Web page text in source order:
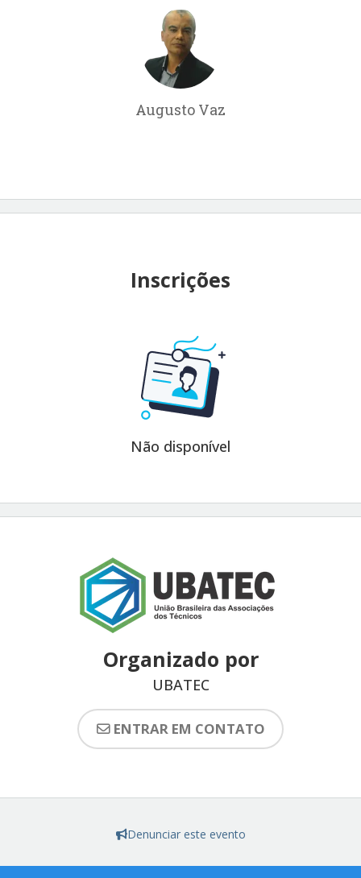
Augusto Vaz
Inscrições
Não disponível
Organizado por
UBATEC
ENTRAR EM CONTATO
Denunciar este evento